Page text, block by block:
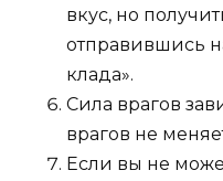
вкус, но
отправившись
клада».
Сила врагов
врагов не
Если вы не